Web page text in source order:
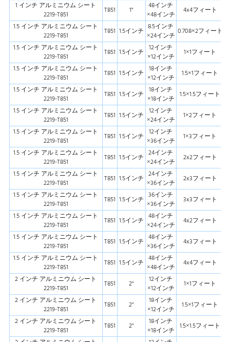
1 インチ アルミニウム シート
2219-T851
T851 1"
48インチ
×48インチ
4x4フィート
1.5 インチ アルミニウム シート
2219-T851
T851 1.5インチ 8.5インチ
×24インチ 0.708×2フィート
1.5 インチ アルミニウム シート
2219-T851
T851 1.5インチ 12インチ
×12インチ
1×1フィート
1.5 インチ アルミニウム シート
2219-T851
T851 1.5インチ 18インチ
×12インチ
1.5×1フィート
1.5 インチ アルミニウム シート
2219-T851
T851 1.5インチ 18インチ
×18インチ 1.5×1.5フィート
1.5 インチ アルミニウム シート
2219-T851
T851 1.5インチ 12インチ
×24インチ
1×2フィート
1.5 インチ アルミニウム シート
2219-T851
T851 1.5インチ 12インチ
×36インチ
1×3フィート
1.5 インチ アルミニウム シート
2219-T851
T851 1.5インチ 24インチ
×24インチ
2x2フィート
1.5 インチ アルミニウム シート
2219-T851
T851 1.5インチ 24インチ
×36インチ
2x3フィート
1.5 インチ アルミニウム シート
2219-T851
T851 1.5インチ 36インチ
×36インチ
3x3フィート
1.5 インチ アルミニウム シート
2219-T851
T851 1.5インチ 48インチ
×24インチ
4x2フィート
1.5 インチ アルミニウム シート
2219-T851
T851 1.5インチ 48インチ
×36インチ
4x3フィート
1.5 インチ アルミニウム シート
2219-T851
T851 1.5インチ 48インチ
×48インチ
4x4フィート
2 インチ アルミニウム シート
2219-T851
T851 2"
12インチ
×12インチ
1×1フィート
2 インチ アルミニウム シート
2219-T851
T851 2"
18インチ
×12インチ
1.5×1フィート
2 インチ アルミニウム シート
2219-T851
T851 2"
18インチ
×18インチ 1.5×1.5フィート